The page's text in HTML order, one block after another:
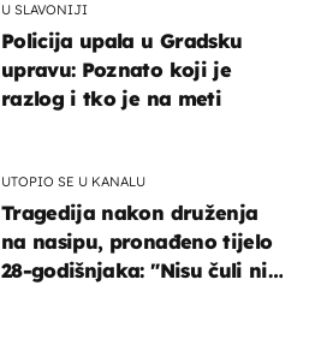
U SLAVONIJI
Policija upala u Gradsku
upravu: Poznato koji je
razlog i tko je na meti
UTOPIO SE U KANALU
Tragedija nakon druženja
na nasipu, pronađeno tijelo
28-godišnjaka: "Nisu čuli ni